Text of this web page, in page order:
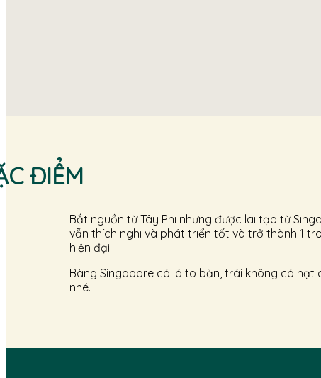
ĐIỂM
Bắt nguồn từ Tây Phi nhưng được lai tạo từ
vẫn thích nghi và phát triển tốt và trở thành 1
hiện đại.
Bàng Singapore có lá to bản, trái không có
nhé.